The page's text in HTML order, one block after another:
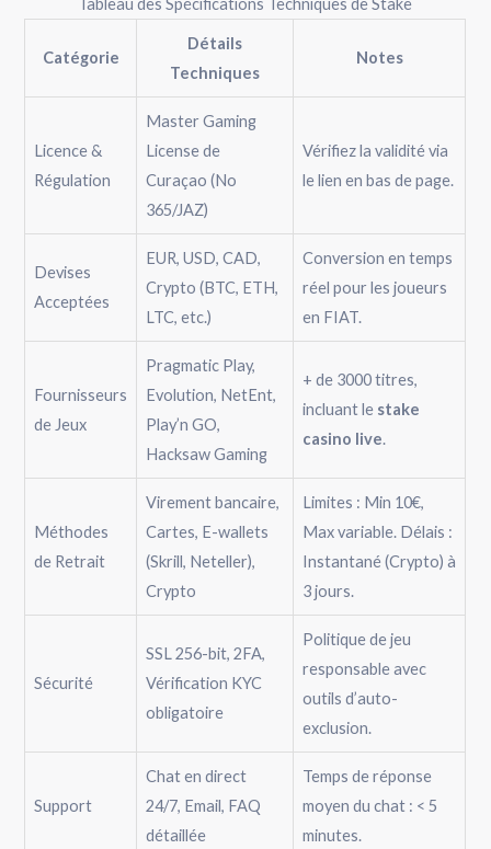
Tableau des Spécifications Techniques de Stake
Catégorie
Détails
Techniques
Notes
Licence &
Régulation
Master Gaming
License de
Curaçao (No
365/JAZ)
Vérifiez la validité via
le lien en bas de page.
Devises
Acceptées
EUR, USD, CAD,
Crypto (BTC, ETH,
LTC, etc.)
Conversion en temps
réel pour les joueurs
en FIAT.
Fournisseurs
de Jeux
Pragmatic Play,
Evolution, NetEnt,
Play’n GO,
Hacksaw Gaming
+ de 3000 titres,
incluant le stake
casino live.
Méthodes
de Retrait
Virement bancaire,
Cartes, E-wallets
(Skrill, Neteller),
Crypto
Limites : Min 10€,
Max variable. Délais :
Instantané (Crypto) à
3 jours.
Sécurité
SSL 256-bit, 2FA,
Vérification KYC
obligatoire
Politique de jeu
responsable avec
outils d’auto-
exclusion.
Support
Chat en direct
24/7, Email, FAQ
détaillée
Temps de réponse
moyen du chat : < 5
minutes.